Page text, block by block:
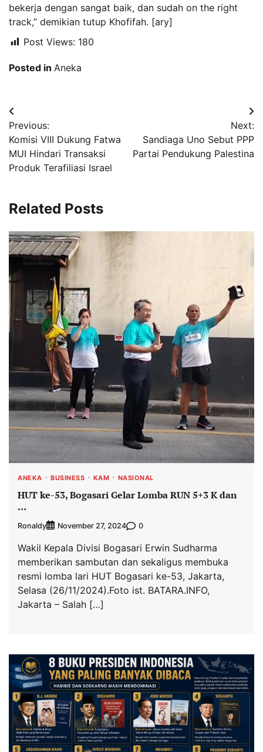
bekerja dengan sangat baik, dan sudah on the right
track,” demikian tutup Khofifah. [ary]
Post Views: 180
Posted in Aneka
Navigasi
pos
Previous:
Komisi VIII Dukung Fatwa
MUI Hindari Transaksi
Produk Terafiliasi Israel
Next:
Sandiaga Uno Sebut PPP
Partai Pendukung Palestina
Related Posts
ANEKA BUSINESS KAM NASIONAL
HUT ke-53, Bogasari Gelar Lomba RUN 5+3 K dan
…
Ronaldy November 27, 2024 0
Wakil Kepala Divisi Bogasari Erwin Sudharma
memberikan sambutan dan sekaligus membuka
resmi lomba lari HUT Bogasari ke-53, Jakarta,
Selasa (26/11/2024).Foto ist. BATARA.INFO,
Jakarta – Salah […]